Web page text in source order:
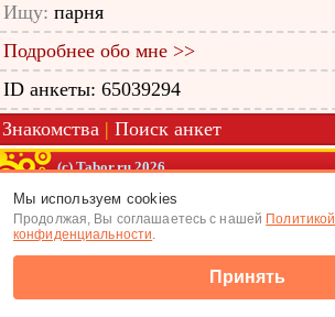
Ищу: парня
Подробнее обо мне >>
ID анкеты: 65039294
Знакомства | Поиск анкет
(c) Tabor.ru 2026
Мы используем cookies
Продолжая, Вы соглашаетесь с нашей Политикой
конфиденциальности.
Принять